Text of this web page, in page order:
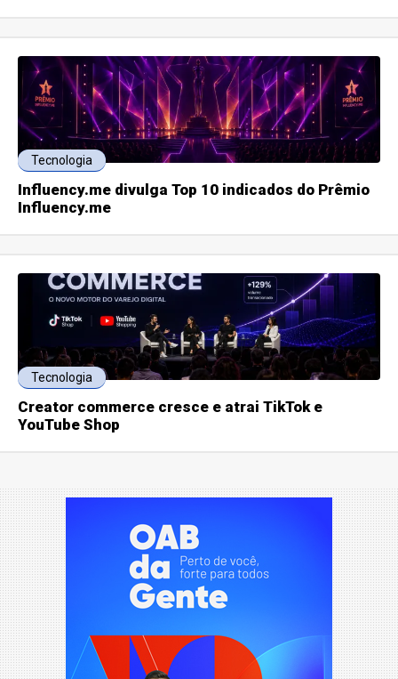
Tecnologia
Influency.me divulga Top 10 indicados do Prêmio
Influency.me
Tecnologia
Creator commerce cresce e atrai TikTok e
YouTube Shop